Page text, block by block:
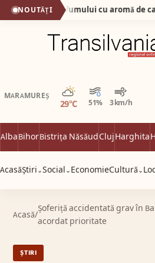
NOUTĂȚI
capitala fumului cu aromă de
MARAMUREȘ
29°C 51% 3 km/h
Parțial noros
AlbaBihorBistrița NăsăudClujHarghita
AcasăȘtiri ⌄Social ⌄ EconomieCultură ⌄
Acasă/
Șoferiță accidentată grav în
acordat prioritate
ȘTIRI